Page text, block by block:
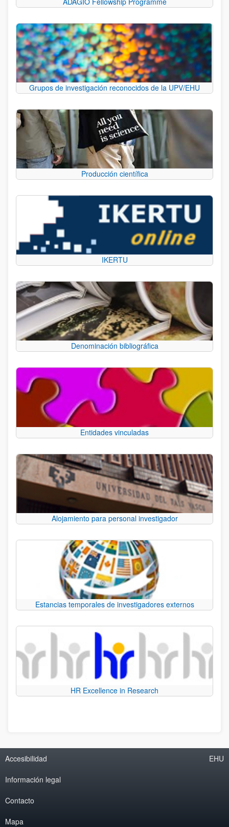
Grupos de investigación reconocidos de la UPV/EHU
Producción científica
IKERTU
Denominación bibliográfica
Entidades vinculadas
Alojamiento para personal investigador
Estancias temporales de investigadores externos
HR Excellence in Research
Accesibilidad
Información legal
Contacto
Mapa
EHU